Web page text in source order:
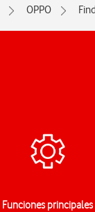
OPPO
Funciones principales